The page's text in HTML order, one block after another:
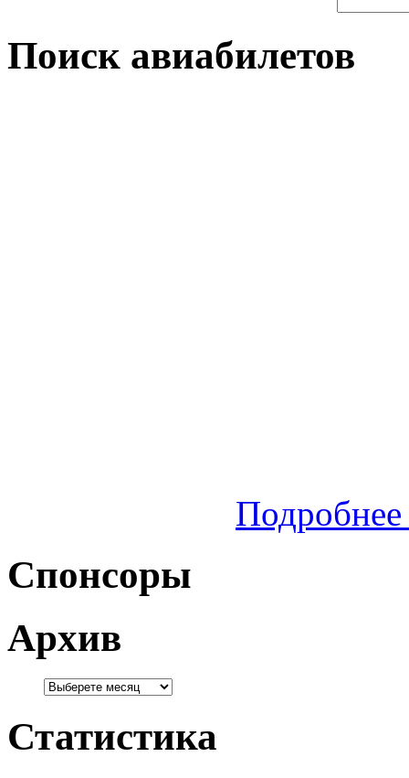
Поиск авиабилетов
Спонсоры
Архив
Статистика